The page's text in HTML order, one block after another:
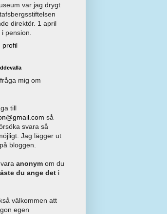
var jag drygt
direktör. 1 april
pension.
profil
mig om
till
så
svara så
Jag lägger ut
bloggen.
anonym om du
du ange det i
välkommen att
egen